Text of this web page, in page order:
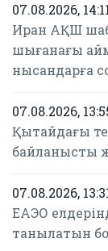
07.08.2026, 14:11
Иран АҚШ
шығанағы
нысандарға
07.08.2026,
Қытайдағы
байланысты
07.08.2026,
ЕАЭО
танылатын